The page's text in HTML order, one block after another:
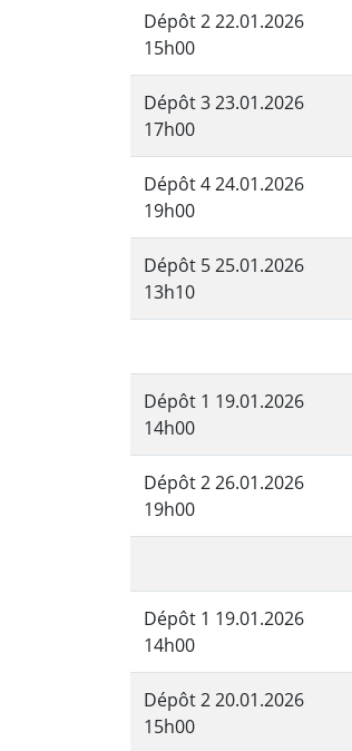
Dépôt 2 22.01.2026
15h00
Dépôt 3 23.01.2026
17h00
Dépôt 4 24.01.2026
19h00
Dépôt 5 25.01.2026
13h10
Dépôt 1 19.01.2026
14h00
Dépôt 2 26.01.2026
19h00
Dépôt 1 19.01.2026
14h00
Dépôt 2 20.01.2026
15h00